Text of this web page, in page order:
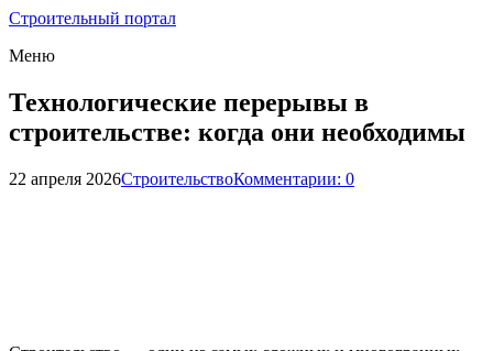
Строительный портал
Меню
Технологические перерывы в
строительстве: когда они необходимы
22 апреля 2026СтроительствоКомментарии: 0